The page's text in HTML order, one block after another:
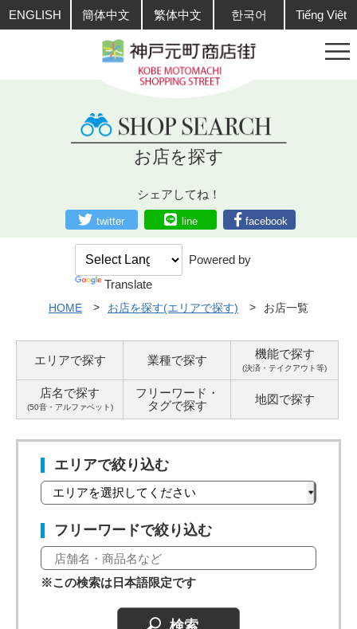
ENGLISH 簡体中文 繁体中文 한국어 Tiếng Việt
お店を探す
シェアしてね！
twitter line facebook
Powered by
Translate
HOME お店を探す(エリアで探す) お店一覧
エリアで探す 業種で探す 機能で探す
(決済・テイクアウト等)
店名で探す
(50音・アルファベット)
フリーワード・
タグで探す 地図で探す
エリアで絞り込む
フリーワードで絞り込む
※この検索は日本語限定です